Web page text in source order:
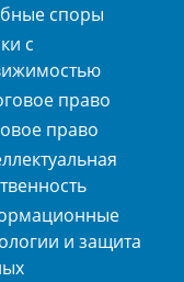
споры
с
право
право
и защита